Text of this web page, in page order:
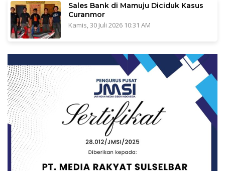
Sales Bank di Mamuju Diciduk Kasus
Curanmor
Kamis, 30 Juli 2026 10:31 AM